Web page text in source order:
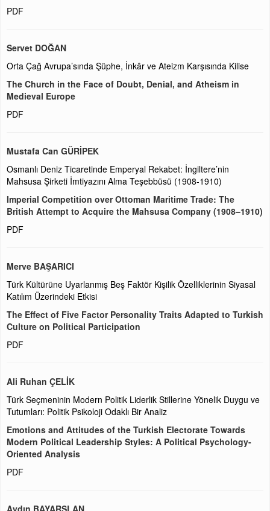
PDF
Servet DOĞAN
Orta Çağ Avrupa’sında Şüphe, İnkâr ve Ateizm Karşısında Kilise
The Church in the Face of Doubt, Denial, and Atheism in
Medieval Europe
PDF
Mustafa Can GÜRİPEK
Osmanlı Deniz Ticaretinde Emperyal Rekabet: İngiltere’nin
Mahsusa Şirketi İmtiyazını Alma Teşebbüsü (1908-1910)
Imperial Competition over Ottoman Maritime Trade: The
British Attempt to Acquire the Mahsusa Company (1908–1910)
PDF
Merve BAŞARICI
Türk Kültürüne Uyarlanmış Beş Faktör Kişilik Özelliklerinin Siyasal
Katılım Üzerindeki Etkisi
The Effect of Five Factor Personality Traits Adapted to Turkish
Culture on Political Participation
PDF
Ali Ruhan ÇELİK
Türk Seçmeninin Modern Politik Liderlik Stillerine Yönelik Duygu ve
Tutumları: Politik Psikoloji Odaklı Bir Analiz
Emotions and Attitudes of the Turkish Electorate Towards
Modern Political Leadership Styles: A Political Psychology-
Oriented Analysis
PDF